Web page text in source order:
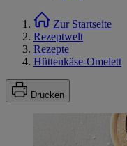
Zur Startseite
Rezeptwelt
Rezepte
Hüttenkäse-Omelett
Drucken